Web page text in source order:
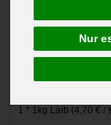
Nur
Backwaren Ehinger
*
1 * 1kg Laib (4,70 € /